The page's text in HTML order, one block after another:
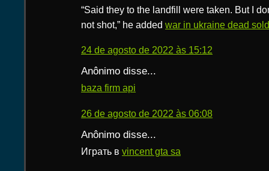
“Said they to the landfill were taken. But I
not shot,” he added war in ukraine dead
24 de agosto de 2022 às 15:12
Anônimo disse...
baza firm api
26 de agosto de 2022 às 06:08
Anônimo disse...
Играть в vincent gta sa